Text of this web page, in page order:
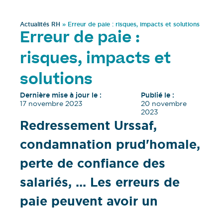
Actualités RH » Erreur de paie : risques, impacts et solutions
Erreur de paie :
risques, impacts et
solutions
Dernière mise à jour le :
17 novembre 2023
Publié le :
20 novembre
2023
Redressement Urssaf,
condamnation prud'homale,
perte de confiance des
salariés, ... Les erreurs de
paie peuvent avoir un